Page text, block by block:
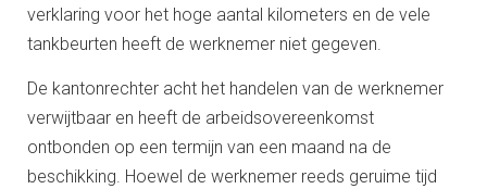
verklaring voor het hoge aantal kilometers en de vele
tankbeurten heeft de werknemer niet gegeven.
De kantonrechter acht het handelen van de werknemer
verwijtbaar en heeft de arbeidsovereenkomst
ontbonden op een termijn van een maand na de
beschikking. Hoewel de werknemer reeds geruime tijd